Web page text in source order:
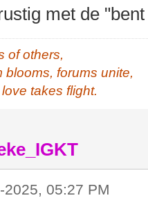
met de
of others,
blooms, forums unite,
takes flight.
2025, 05:27 PM